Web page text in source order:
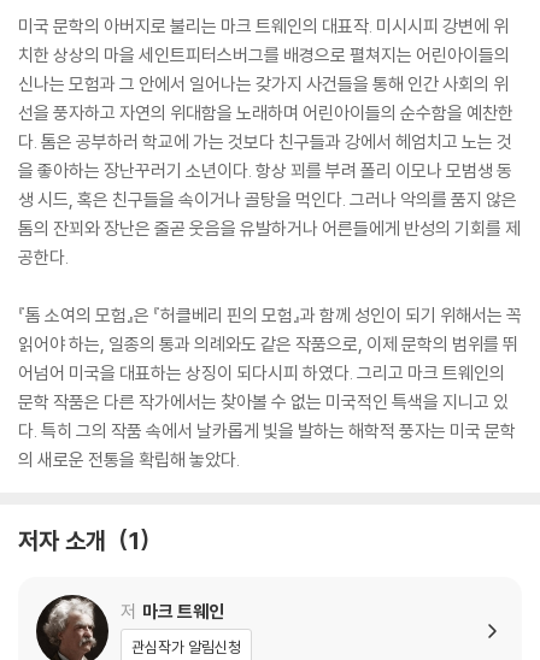
미국 문학의 아버지로 불리는 마크 트웨인의 대표작. 미시시피 강변에 위
치한 상상의 마을 세인트피터스버그를 배경으로 펼쳐지는 어린아이들의
신나는 모험과 그 안에서 일어나는 갖가지 사건들을 통해 인간 사회의 위
선을 풍자하고 자연의 위대함을 노래하며 어린아이들의 순수함을 예찬한
다. 톰은 공부하러 학교에 가는 것보다 친구들과 강에서 헤엄치고 노는 것
을 좋아하는 장난꾸러기 소년이다. 항상 꾀를 부려 폴리 이모나 모범생 동
생 시드, 혹은 친구들을 속이거나 골탕을 먹인다. 그러나 악의를 품지 않은
톰의 잔꾀와 장난은 줄곧 웃음을 유발하거나 어른들에게 반성의 기회를 제
공한다.
『톰 소여의 모험』은 『허클베리 핀의 모험』과 함께 성인이 되기 위해서는 꼭
읽어야 하는, 일종의 통과 의례와도 같은 작품으로, 이제 문학의 범위를 뛰
어넘어 미국을 대표하는 상징이 되다시피 하였다. 그리고 마크 트웨인의
문학 작품은 다른 작가에서는 찾아볼 수 없는 미국적인 특색을 지니고 있
다. 특히 그의 작품 속에서 날카롭게 빛을 발하는 해학적 풍자는 미국 문학
의 새로운 전통을 확립해 놓았다.
저자 소개 1
저 마크 트웨인
관심작가 알림신청